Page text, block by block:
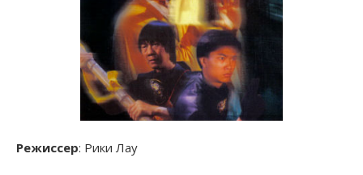
Режиссер: Рики Лау